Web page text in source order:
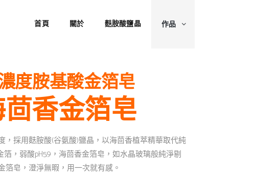
首頁 關於 麩胺酸鹽晶 作品
度胺基酸金箔皂
香金箔皂
，採用麩胺酸(谷氨酸)鹽晶，以海茴香植萃精華取代純
，弱酸pH5.9，海茴香金箔皂，如水晶玻璃般純淨剔
箔皂，澄淨無暇，用一次就有感。